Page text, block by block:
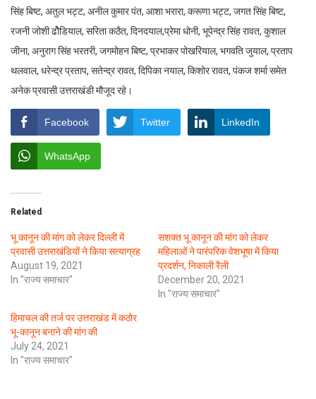
सिंह बिष्ट, अतुल भट्ट, अनील कुमार पंत, आशा भरारा, करूणा भट्ट, जगत सिंह बिष्ट,
रजनी जोशी ढौेडियाल, सरिता कठैत, दिनदयाल,प्रेमा धोनी, भूपेन्द्र सिंह रावत, कुशाल
जीना, अनुराग सिंह भरतरी, जगमोहन बिष्ट, प्रभाकर पोखरियाल, भगवति जुयाल, प्रताप
थलवाल, धरेन्द्र प्रताप, सतेन्द्र रावत, दिपिका नयाल, किशोर रावत, पंकज शर्मा समेत
अनेक प्रवासी उत्तराखंडी मौजूद रहे।
Facebook Twitter LinkedIn
WhatsApp
Related
भू कानून की मांग को लेकर दिल्ली में
प्रवासी उत्तराखंडियों ने किया सत्याग्रह
August 19, 2021
In "राज्य समाचार"
सशक्त भू कानून की मांग को लेकर
महिलाओं ने पारंपरिक वेशभूषा में किया
प्रदर्शन, निकाली रैली
December 20, 2021
In "राज्य समाचार"
हिमाचल की तर्ज पर उत्तराखंड में कठोर
भू-कानून बनाने की मांग की
July 24, 2021
In "राज्य समाचार"